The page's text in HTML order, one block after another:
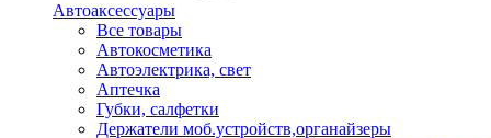
Автоаксессуары
Все товары
Автокосметика
Автоэлектрика, свет
Аптечка
Губки, салфетки
Держатели моб.устройств,органайзеры